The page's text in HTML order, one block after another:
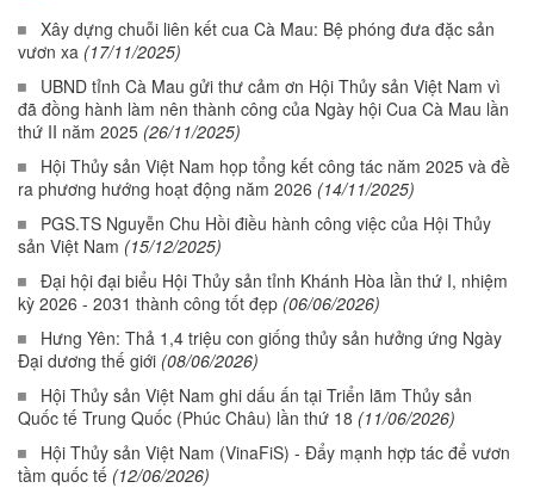
Xây dựng chuỗi liên kết cua Cà Mau: Bệ phóng đưa đặc sản
vươn xa (17/11/2025)
UBND tỉnh Cà Mau gửi thư cảm ơn Hội Thủy sản Việt Nam vì
đã đồng hành làm nên thành công của Ngày hội Cua Cà Mau lần
thứ II năm 2025 (26/11/2025)
Hội Thủy sản Việt Nam họp tổng kết công tác năm 2025 và đề
ra phương hướng hoạt động năm 2026 (14/11/2025)
PGS.TS Nguyễn Chu Hồi điều hành công việc của Hội Thủy
sản Việt Nam (15/12/2025)
Đại hội đại biểu Hội Thủy sản tỉnh Khánh Hòa lần thứ I, nhiệm
kỳ 2026 - 2031 thành công tốt đẹp (06/06/2026)
Hưng Yên: Thả 1,4 triệu con giống thủy sản hưởng ứng Ngày
Đại dương thế giới (08/06/2026)
Hội Thủy sản Việt Nam ghi dấu ấn tại Triển lãm Thủy sản
Quốc tế Trung Quốc (Phúc Châu) lần thứ 18 (11/06/2026)
Hội Thủy sản Việt Nam (VinaFiS) - Đẩy mạnh hợp tác để vươn
tầm quốc tế (12/06/2026)